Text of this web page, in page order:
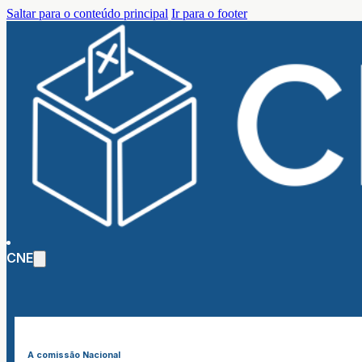
Saltar para o conteúdo principal Ir para o footer
CNE
A comissão Nacional